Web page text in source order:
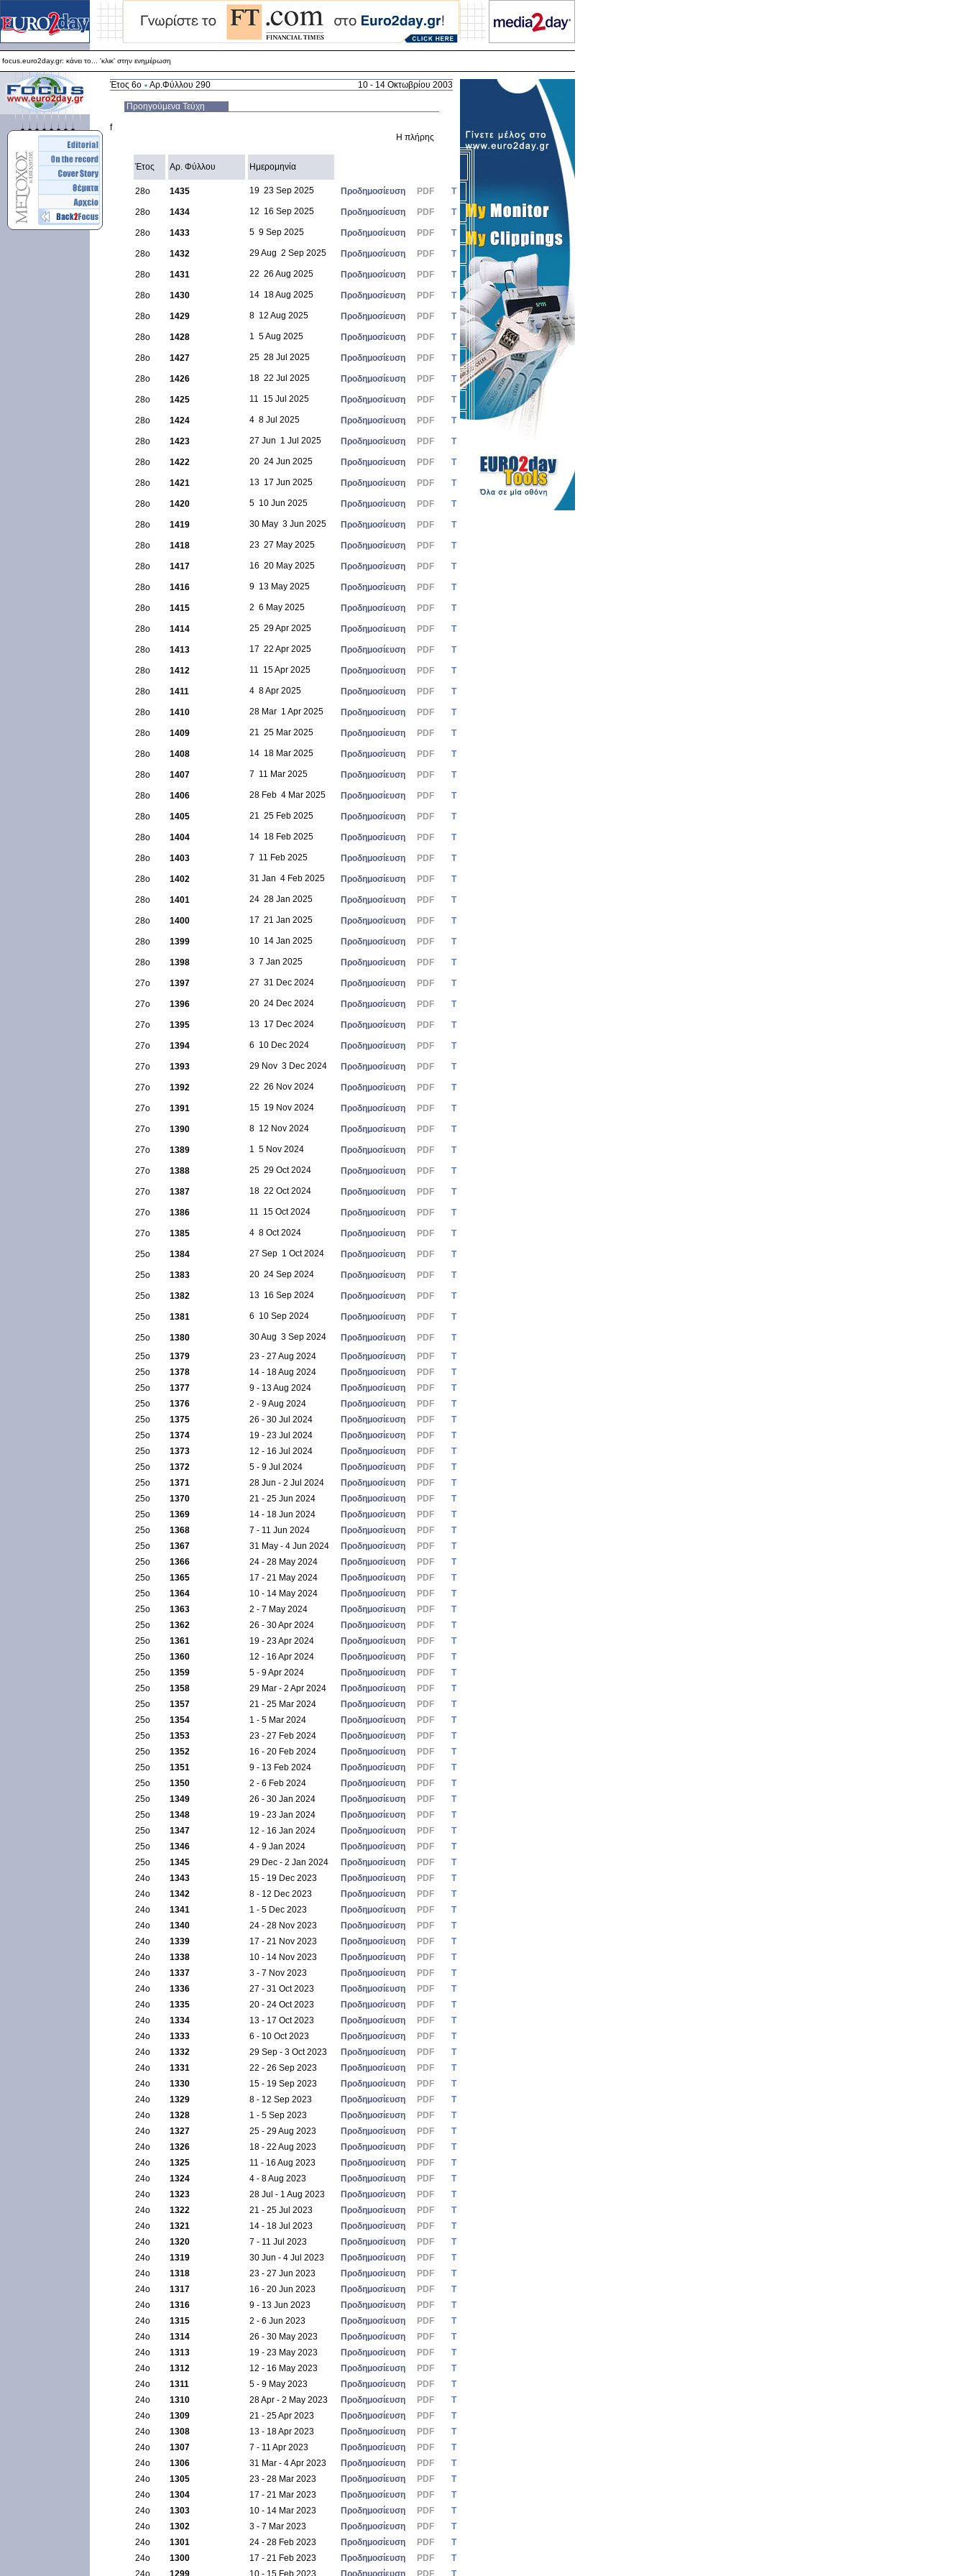
focus.euro2day.gr: κάνει το... 'κλικ' στην ενημέρωση
Για καλύτερη απεικόνιση προτείνεται ο Internet Explorer 5.5+
focus.euro2day.gr: κάνει το... 'κλικ' στην ενημέρωση
Έτος 6ο Αρ.Φύλλου 290 10 - 14 Οκτωβρίου 2003
Προηγούμενα Τεύχη
f
Η πλήρης ηλεκτρονική έκδοση του "ΜΕΤΟΧΟΥ" σύντομα διαθέσιμη σε
Έτος Αρ. Φύλλου Ημερομηνία
28ο 1435 19  23 Sep 2025 Προδημοσίευση PDF Τ
28ο 1434 12  16 Sep 2025 Προδημοσίευση PDF Τ
28ο 1433 5  9 Sep 2025 Προδημοσίευση PDF Τ
28ο 1432 29 Aug  2 Sep 2025 Προδημοσίευση PDF Τ
28ο 1431 22  26 Aug 2025 Προδημοσίευση PDF Τ
28ο 1430 14  18 Aug 2025 Προδημοσίευση PDF Τ
28ο 1429 8  12 Aug 2025 Προδημοσίευση PDF Τ
28ο 1428 1  5 Aug 2025 Προδημοσίευση PDF Τ
28ο 1427 25  28 Jul 2025 Προδημοσίευση PDF Τ
28ο 1426 18  22 Jul 2025 Προδημοσίευση PDF Τ
28ο 1425 11  15 Jul 2025 Προδημοσίευση PDF Τ
28ο 1424 4  8 Jul 2025 Προδημοσίευση PDF Τ
28ο 1423 27 Jun  1 Jul 2025 Προδημοσίευση PDF Τ
28ο 1422 20  24 Jun 2025 Προδημοσίευση PDF Τ
28ο 1421 13  17 Jun 2025 Προδημοσίευση PDF Τ
28ο 1420 5  10 Jun 2025 Προδημοσίευση PDF Τ
28ο 1419 30 May  3 Jun 2025 Προδημοσίευση PDF Τ
28ο 1418 23  27 May 2025 Προδημοσίευση PDF Τ
28ο 1417 16  20 May 2025 Προδημοσίευση PDF Τ
28ο 1416 9  13 May 2025 Προδημοσίευση PDF Τ
28ο 1415 2  6 May 2025 Προδημοσίευση PDF Τ
28ο 1414 25  29 Apr 2025 Προδημοσίευση PDF Τ
28ο 1413 17  22 Apr 2025 Προδημοσίευση PDF Τ
28ο 1412 11  15 Apr 2025 Προδημοσίευση PDF Τ
28ο 1411 4  8 Apr 2025 Προδημοσίευση PDF Τ
28ο 1410 28 Mar  1 Apr 2025 Προδημοσίευση PDF Τ
28ο 1409 21  25 Mar 2025 Προδημοσίευση PDF Τ
28ο 1408 14  18 Mar 2025 Προδημοσίευση PDF Τ
28ο 1407 7  11 Mar 2025 Προδημοσίευση PDF Τ
28ο 1406 28 Feb  4 Mar 2025 Προδημοσίευση PDF Τ
28ο 1405 21  25 Feb 2025 Προδημοσίευση PDF Τ
28ο 1404 14  18 Feb 2025 Προδημοσίευση PDF Τ
28ο 1403 7  11 Feb 2025 Προδημοσίευση PDF Τ
28ο 1402 31 Jan  4 Feb 2025 Προδημοσίευση PDF Τ
28ο 1401 24  28 Jan 2025 Προδημοσίευση PDF Τ
28ο 1400 17  21 Jan 2025 Προδημοσίευση PDF Τ
28ο 1399 10  14 Jan 2025 Προδημοσίευση PDF Τ
28ο 1398 3  7 Jan 2025 Προδημοσίευση PDF Τ
27ο 1397 27  31 Dec 2024 Προδημοσίευση PDF Τ
27ο 1396 20  24 Dec 2024 Προδημοσίευση PDF Τ
27ο 1395 13  17 Dec 2024 Προδημοσίευση PDF Τ
27ο 1394 6  10 Dec 2024 Προδημοσίευση PDF Τ
27ο 1393 29 Nov  3 Dec 2024 Προδημοσίευση PDF Τ
27ο 1392 22  26 Nov 2024 Προδημοσίευση PDF Τ
27ο 1391 15  19 Nov 2024 Προδημοσίευση PDF Τ
27ο 1390 8  12 Nov 2024 Προδημοσίευση PDF Τ
27ο 1389 1  5 Nov 2024 Προδημοσίευση PDF Τ
27ο 1388 25  29 Oct 2024 Προδημοσίευση PDF Τ
27ο 1387 18  22 Oct 2024 Προδημοσίευση PDF Τ
27ο 1386 11  15 Oct 2024 Προδημοσίευση PDF Τ
27ο 1385 4  8 Oct 2024 Προδημοσίευση PDF Τ
25ο 1384 27 Sep  1 Oct 2024 Προδημοσίευση PDF Τ
25ο 1383 20  24 Sep 2024 Προδημοσίευση PDF Τ
25ο 1382 13  16 Sep 2024 Προδημοσίευση PDF Τ
25ο 1381 6  10 Sep 2024 Προδημοσίευση PDF Τ
25ο 1380 30 Aug  3 Sep 2024 Προδημοσίευση PDF
Τ
25ο
1379 23 - 27 Aug 2024 Προδημοσίευση PDF
Τ
25ο
1378 14 - 18 Aug 2024 Προδημοσίευση PDF
Τ
25ο
1377 9 - 13 Aug 2024 Προδημοσίευση PDF
Τ
25ο
1376 2 - 9 Aug 2024 Προδημοσίευση PDF
Τ
25ο
1375 26 - 30 Jul 2024 Προδημοσίευση PDF
Τ
25ο
1374 19 - 23 Jul 2024 Προδημοσίευση PDF
Τ
25ο
1373 12 - 16 Jul 2024 Προδημοσίευση PDF
Τ
25ο
1372 5 - 9 Jul 2024 Προδημοσίευση PDF
Τ
25ο
1371 28 Jun - 2 Jul 2024 Προδημοσίευση PDF
Τ
25ο
1370 21 - 25 Jun 2024 Προδημοσίευση PDF
Τ
25ο
1369 14 - 18 Jun 2024 Προδημοσίευση PDF
Τ
25ο
1368 7 - 11 Jun 2024 Προδημοσίευση PDF
Τ
25ο
1367 31 May - 4 Jun 2024 Προδημοσίευση PDF
Τ
25ο
1366 24 - 28 May 2024 Προδημοσίευση PDF
Τ
25ο
1365 17 - 21 May 2024 Προδημοσίευση PDF
Τ
25ο
1364 10 - 14 May 2024 Προδημοσίευση PDF
Τ
25ο
1363 2 - 7 May 2024 Προδημοσίευση PDF
Τ
25ο
1362 26 - 30 Apr 2024 Προδημοσίευση PDF
Τ
25ο
1361 19 - 23 Apr 2024 Προδημοσίευση PDF
Τ
25ο
1360 12 - 16 Apr 2024 Προδημοσίευση PDF
Τ
25ο
1359 5 - 9 Apr 2024 Προδημοσίευση PDF
Τ
25ο
1358 29 Mar - 2 Apr 2024 Προδημοσίευση PDF
Τ
25ο
1357 21 - 25 Mar 2024 Προδημοσίευση PDF
Τ
25ο
1354 1 - 5 Mar 2024 Προδημοσίευση PDF
Τ
25ο
1353 23 - 27 Feb 2024 Προδημοσίευση PDF
Τ
25ο
1352 16 - 20 Feb 2024 Προδημοσίευση PDF
Τ
25ο
1351 9 - 13 Feb 2024 Προδημοσίευση PDF
Τ
25ο
1350 2 - 6 Feb 2024 Προδημοσίευση PDF
Τ
25ο
1349 26 - 30 Jan 2024 Προδημοσίευση PDF
Τ
25ο
1348 19 - 23 Jan 2024 Προδημοσίευση PDF
Τ
25ο
1347 12 - 16 Jan 2024 Προδημοσίευση PDF
Τ
25ο
1346 4 - 9 Jan 2024 Προδημοσίευση PDF
Τ
25ο
1345 29 Dec - 2 Jan 2024 Προδημοσίευση PDF
Τ
24ο
1343 15 - 19 Dec 2023 Προδημοσίευση PDF
Τ
24ο
1342 8 - 12 Dec 2023 Προδημοσίευση PDF
Τ
24ο
1341 1 - 5 Dec 2023 Προδημοσίευση PDF
Τ
24ο
1340 24 - 28 Nov 2023 Προδημοσίευση PDF
Τ
24ο
1339 17 - 21 Nov 2023 Προδημοσίευση PDF
Τ
24ο
1338 10 - 14 Nov 2023 Προδημοσίευση PDF
Τ
24ο
1337 3 - 7 Nov 2023 Προδημοσίευση PDF
Τ
24ο
1336 27 - 31 Oct 2023 Προδημοσίευση PDF
Τ
24ο
1335 20 - 24 Oct 2023 Προδημοσίευση PDF
Τ
24ο
1334 13 - 17 Oct 2023 Προδημοσίευση PDF
Τ
24ο
1333 6 - 10 Oct 2023 Προδημοσίευση PDF
Τ
24ο
1332 29 Sep - 3 Oct 2023 Προδημοσίευση PDF
Τ
24ο
1331 22 - 26 Sep 2023 Προδημοσίευση PDF
Τ
24ο
1330 15 - 19 Sep 2023 Προδημοσίευση PDF
Τ
24ο
1329 8 - 12 Sep 2023 Προδημοσίευση PDF
Τ
24ο
1328 1 - 5 Sep 2023 Προδημοσίευση PDF
Τ
24ο
1327 25 - 29 Aug 2023 Προδημοσίευση PDF
Τ
24ο
1326 18 - 22 Aug 2023 Προδημοσίευση PDF
Τ
24ο
1325 11 - 16 Aug 2023 Προδημοσίευση PDF
Τ
24ο
1324 4 - 8 Aug 2023 Προδημοσίευση PDF
Τ
24ο
1323 28 Jul - 1 Aug 2023 Προδημοσίευση PDF
Τ
24ο
1322 21 - 25 Jul 2023 Προδημοσίευση PDF
Τ
24ο
1321 14 - 18 Jul 2023 Προδημοσίευση PDF
Τ
24ο
1320 7 - 11 Jul 2023 Προδημοσίευση PDF
Τ
24ο
1319 30 Jun - 4 Jul 2023 Προδημοσίευση PDF
Τ
24ο
1318 23 - 27 Jun 2023 Προδημοσίευση PDF
Τ
24ο
1317 16 - 20 Jun 2023 Προδημοσίευση PDF
Τ
24ο
1316 9 - 13 Jun 2023 Προδημοσίευση PDF
Τ
24ο
1315 2 - 6 Jun 2023 Προδημοσίευση PDF
Τ
24ο
1314 26 - 30 May 2023 Προδημοσίευση PDF
Τ
24ο
1313 19 - 23 May 2023 Προδημοσίευση PDF
Τ
24ο
1312 12 - 16 May 2023 Προδημοσίευση PDF
Τ
24ο
1311 5 - 9 May 2023 Προδημοσίευση PDF
Τ
24ο
1310 28 Apr - 2 May 2023 Προδημοσίευση PDF
Τ
24ο
1309 21 - 25 Apr 2023 Προδημοσίευση PDF
Τ
24ο
1308 13 - 18 Apr 2023 Προδημοσίευση PDF
Τ
24ο
1307 7 - 11 Apr 2023 Προδημοσίευση PDF
Τ
24ο
1306 31 Mar - 4 Apr 2023 Προδημοσίευση PDF
Τ
24ο
1305 23 - 28 Mar 2023 Προδημοσίευση PDF
Τ
24ο
1304 17 - 21 Mar 2023 Προδημοσίευση PDF
Τ
24ο
1303 10 - 14 Mar 2023 Προδημοσίευση PDF
Τ
24ο
1302 3 - 7 Mar 2023 Προδημοσίευση PDF
Τ
24ο
1301 24 - 28 Feb 2023 Προδημοσίευση PDF
Τ
24ο
1300 17 - 21 Feb 2023 Προδημοσίευση PDF
Τ
24ο
1299 10 - 15 Feb 2023 Προδημοσίευση PDF Τ